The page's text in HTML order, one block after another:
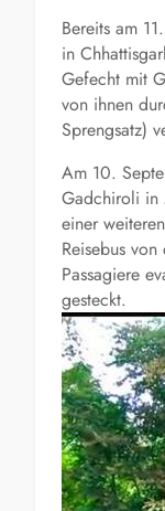
Bereits am
in
Gefecht mit
von ihnen
Sprengsatz)
Am 10.
Gadchiroli in
einer
Reisebus
Passagiere
gesteckt.